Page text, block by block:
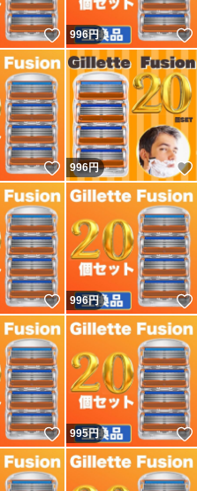
いいね！
996円
いいね！
996円
いいね！
996円
いいね！
995円